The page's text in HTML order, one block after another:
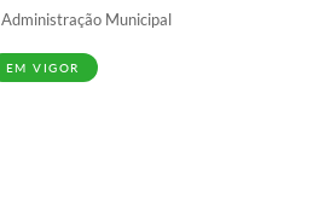
Administração Municipal
EM VIGOR